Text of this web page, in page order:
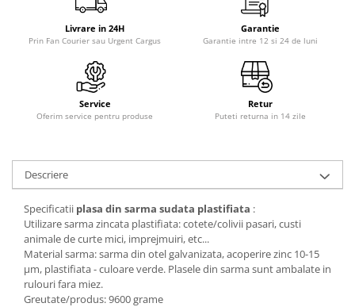
Livrare in 24H
Prin Fan Courier sau Urgent Cargus
Garantie
Garantie intre 12 si 24 de luni
Service
Oferim service pentru produse
Retur
Puteti returna in 14 zile
Descriere
Specificatii plasa din sarma sudata plastifiata :
Utilizare sarma zincata plastifiata: cotete/colivii pasari, custi
animale de curte mici, imprejmuiri, etc...
Material sarma: sarma din otel galvanizata, acoperire zinc 10-15
μm, plastifiata - culoare verde. Plasele din sarma sunt ambalate in
rulouri fara miez.
Greutate/produs: 9600 grame